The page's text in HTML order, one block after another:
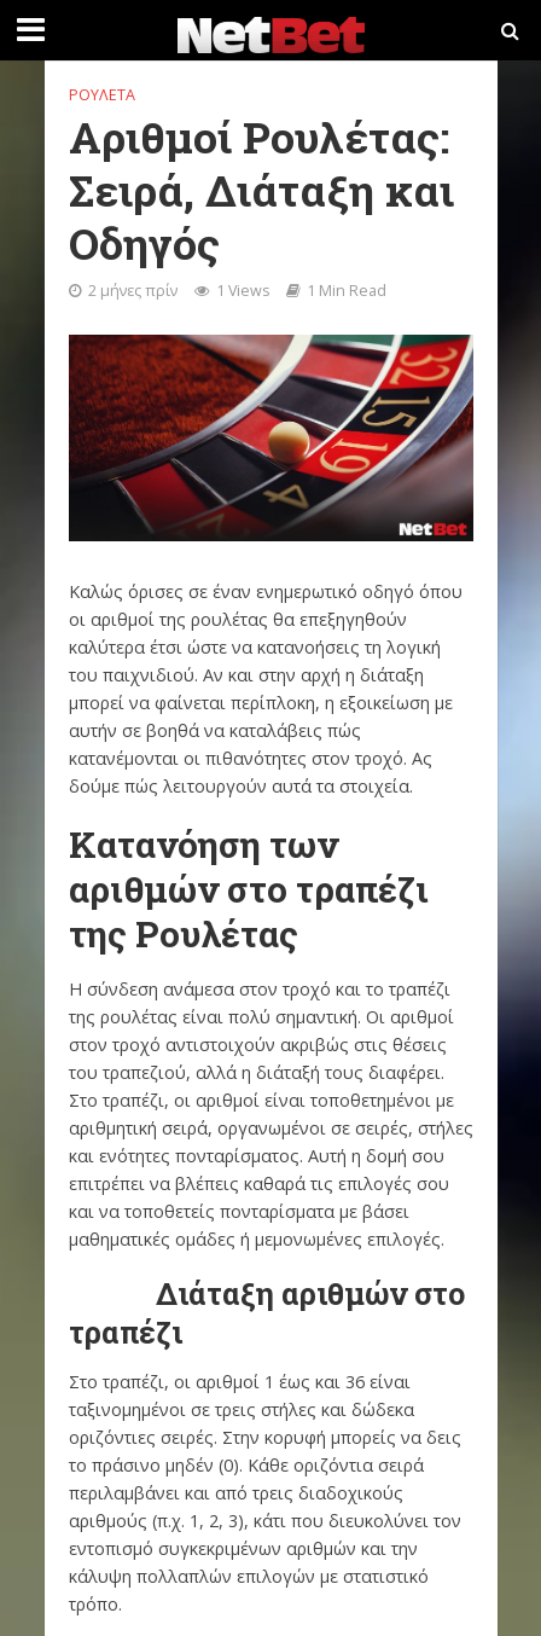
ΡΟΥΛΈΤΑ
Αριθμοί Ρουλέτας:
Σειρά, Διάταξη και
Οδηγός
2 μήνες πρίν 1 Views 1 Min Read
Καλώς όρισες σε έναν ενημερωτικό οδηγό όπου
οι αριθμοί της ρουλέτας θα επεξηγηθούν
καλύτερα έτσι ώστε να κατανοήσεις τη λογική
του παιχνιδιού. Αν και στην αρχή η διάταξη
μπορεί να φαίνεται περίπλοκη, η εξοικείωση με
αυτήν σε βοηθά να καταλάβεις πώς
κατανέμονται οι πιθανότητες στον τροχό. Ας
δούμε πώς λειτουργούν αυτά τα στοιχεία.
Κατανόηση των
αριθμών στο τραπέζι
της Ρουλέτας
Η σύνδεση ανάμεσα στον τροχό και το τραπέζι
της ρουλέτας είναι πολύ σημαντική. Οι αριθμοί
στον τροχό αντιστοιχούν ακριβώς στις θέσεις
του τραπεζιού, αλλά η διάταξή τους διαφέρει.
Στο τραπέζι, οι αριθμοί είναι τοποθετημένοι με
αριθμητική σειρά, οργανωμένοι σε σειρές, στήλες
και ενότητες πονταρίσματος. Αυτή η δομή σου
επιτρέπει να βλέπεις καθαρά τις επιλογές σου
και να τοποθετείς πονταρίσματα με βάσει
μαθηματικές ομάδες ή μεμονωμένες επιλογές.
Διάταξη αριθμών στο
τραπέζι
Στο τραπέζι, οι αριθμοί 1 έως και 36 είναι
ταξινομημένοι σε τρεις στήλες και δώδεκα
οριζόντιες σειρές. Στην κορυφή μπορείς να δεις
το πράσινο μηδέν (0). Κάθε οριζόντια σειρά
περιλαμβάνει και από τρεις διαδοχικούς
αριθμούς (π.χ. 1, 2, 3), κάτι που διευκολύνει τον
εντοπισμό συγκεκριμένων αριθμών και την
κάλυψη πολλαπλών επιλογών με στατιστικό
τρόπο.